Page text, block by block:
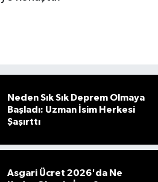
Neden Sık Sık Deprem Olmaya
Başladı: Uzman İsim Herkesi
Şaşırttı
Asgari Ücret 2026'da Ne